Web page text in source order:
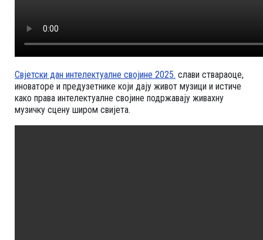
Свјетски дан интелектуалне својине 2025. слави ствараоце,
иноваторе и предузетнике који дају живот музици и истиче
како права интелектуалне својине подржавају живахну
музичку сцену широм свијета.